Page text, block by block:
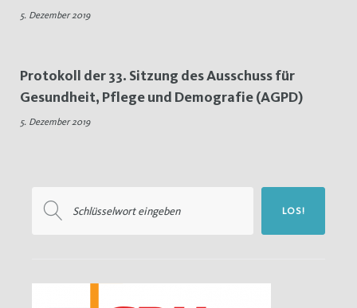
5. Dezember 2019
Protokoll der 33. Sitzung des Ausschuss für
Gesundheit, Pflege und Demografie (AGPD)
5. Dezember 2019
nach:
LOS!